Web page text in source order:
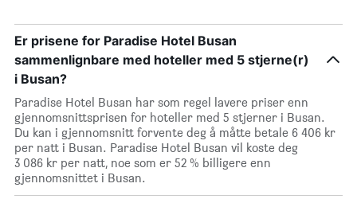
Er prisene for Paradise Hotel Busan
sammenlignbare med hoteller med 5 stjerne(r)
i Busan?
Paradise Hotel Busan har som regel lavere priser enn
gjennomsnittsprisen for hoteller med 5 stjerner i Busan.
Du kan i gjennomsnitt forvente deg å måtte betale 6 406 kr
per natt i Busan. Paradise Hotel Busan vil koste deg
3 086 kr per natt, noe som er 52 % billigere enn
gjennomsnittet i Busan.